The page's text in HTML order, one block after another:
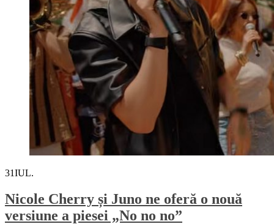
31IUL.
Nicole Cherry și Juno ne oferă o nouă
versiune a piesei „No no no”